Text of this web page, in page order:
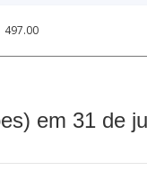
497.00
em 31 de